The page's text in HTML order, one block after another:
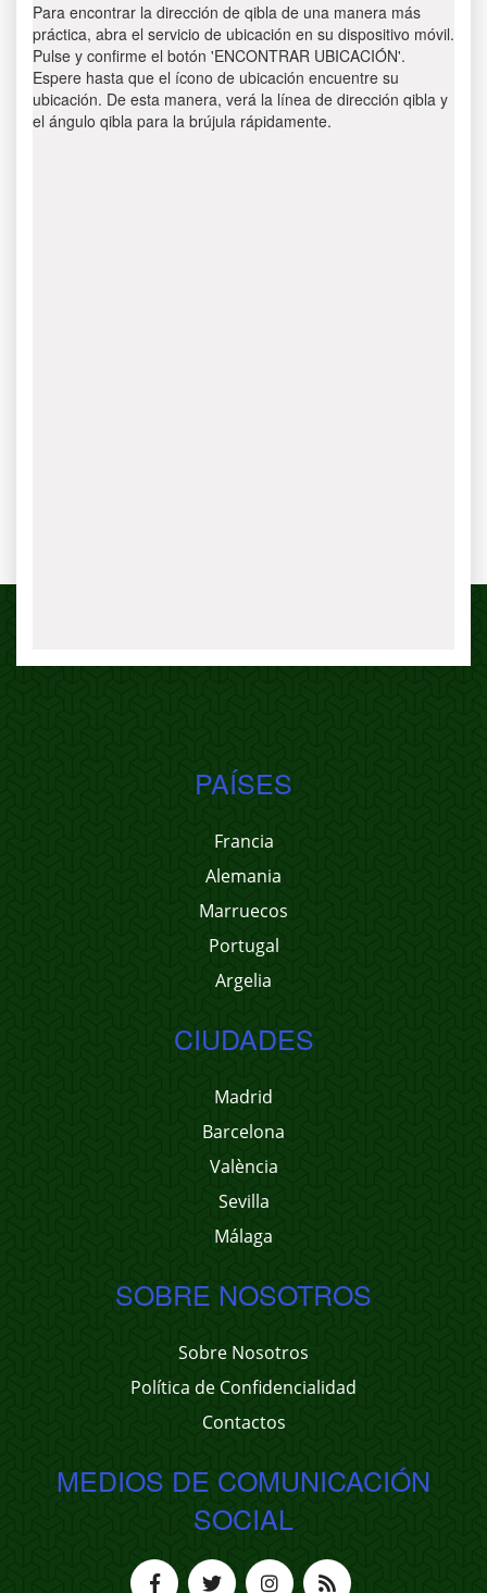
Para encontrar la dirección de qibla de una manera más
práctica, abra el servicio de ubicación en su dispositivo móvil.
Pulse y confirme el botón 'ENCONTRAR UBICACIÓN'.
Espere hasta que el ícono de ubicación encuentre su
ubicación. De esta manera, verá la línea de dirección qibla y
el ángulo qibla para la brújula rápidamente.
PAÍSES
Francia
Alemania
Marruecos
Portugal
Argelia
CIUDADES
Madrid
Barcelona
València
Sevilla
Málaga
SOBRE NOSOTROS
Sobre Nosotros
Política de Confidencialidad
Contactos
MEDIOS DE COMUNICACIÓN
SOCIAL